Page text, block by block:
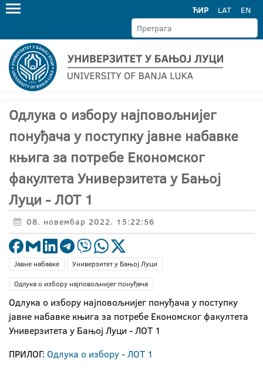
ЋИР LAT EN
Одлука о избору најповољнијег
понуђача у поступку јавне набавке
књига за потребе Економског
факултета Универзитета у Бањој
Луци - ЛОТ 1
08. новембар 2022. 15:22:56
Јавне набавке
Универзитет у Бањој Луци
Одлука о избору најповољнијег понуђача
Одлука о избору најповољнијег понуђача у поступку
јавне набавке књига за потребе Економског факултета
Универзитета у Бањој Луци - ЛОТ 1
ПРИЛОГ: Одлука о избору - ЛОТ 1